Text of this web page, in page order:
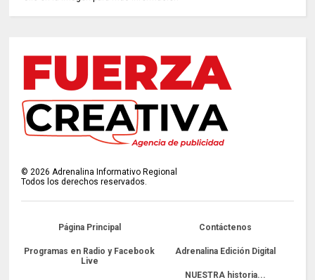
©2026 Adrenalina Informativo Regional
Todos los derechos reservados.
Página Principal Contáctenos
Programas en Radio y Facebook
Live
Adrenalina Edición Digital
NUESTRA historia...